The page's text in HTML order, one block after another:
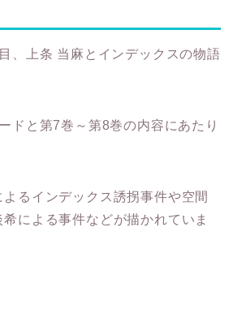
、上条 当麻とインデックスの物語
ドと第7巻～第8巻の内容にあたり
るインデックス誘拐事件や空間
による事件などが描かれていま